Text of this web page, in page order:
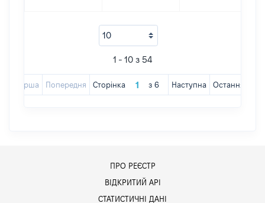
1 - 10 з 54
Перша Попередня Сторінка з 6 Наступна Остання
ПРО РЕЄСТР
ВІДКРИТИЙ АРІ
СТАТИСТИЧНІ ДАНІ